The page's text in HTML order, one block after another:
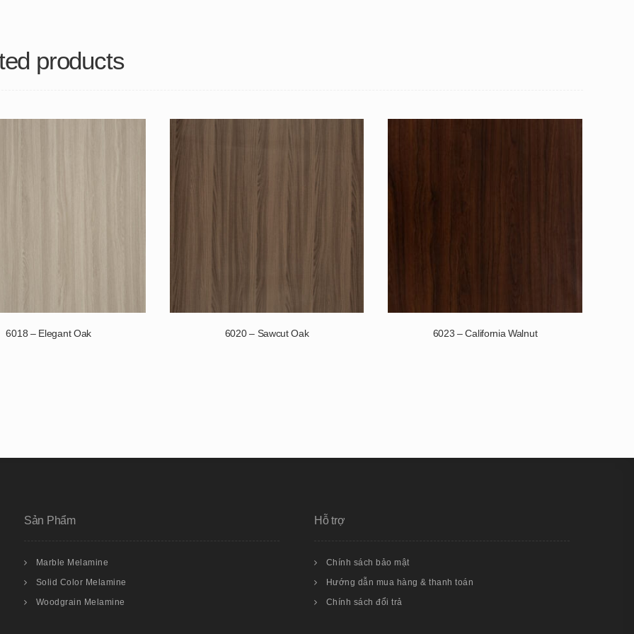
products
6018 – Elegant Oak 6020 – Sawcut Oak 6023 – California Walnut
Sản Phẩm
Marble Melamine
Solid Color Melamine
Woodgrain Melamine
Hỗ trợ
Chính sách bảo mật
Hướng dẫn mua hàng & thanh toán
Chính sách đổi trả